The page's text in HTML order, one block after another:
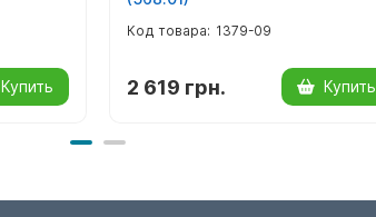
Купить
1379-09
2 619 грн. Купить